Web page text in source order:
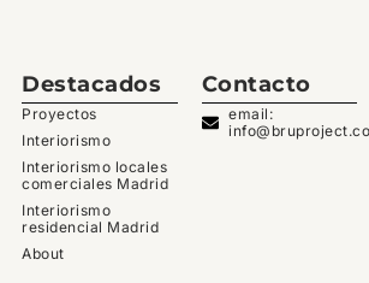
Destacados
Proyectos
Interiorismo
Interiorismo locales
comerciales Madrid
Interiorismo
residencial Madrid
About
Contacto
email: